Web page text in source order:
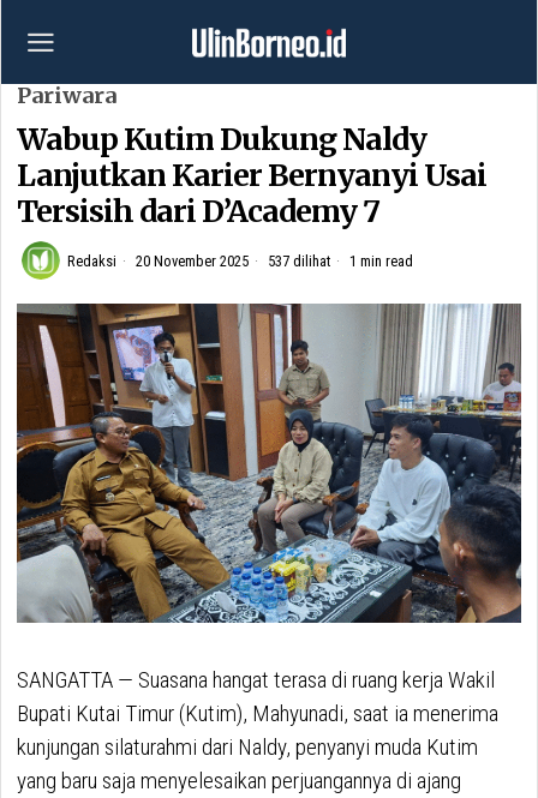
Pariwara
Wabup Kutim Dukung Naldy
Lanjutkan Karier Bernyanyi Usai
Tersisih dari D’Academy 7
Redaksi 20 November 2025 537 dilihat 1 min read
SANGATTA — Suasana hangat terasa di ruang kerja Wakil
Bupati Kutai Timur (Kutim), Mahyunadi, saat ia menerima
kunjungan silaturahmi dari Naldy, penyanyi muda Kutim
yang baru saja menyelesaikan perjuangannya di ajang